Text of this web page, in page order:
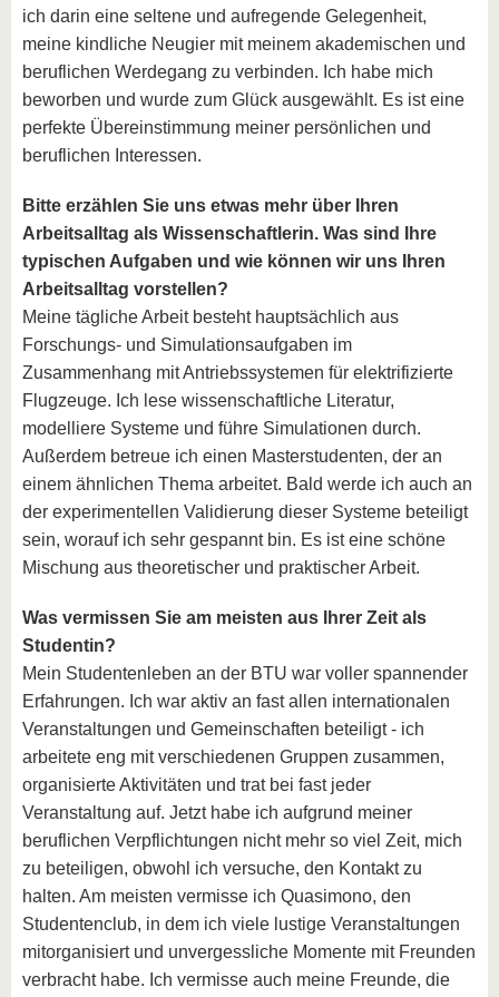
ich darin eine seltene und aufregende Gelegenheit,
meine kindliche Neugier mit meinem akademischen und
beruflichen Werdegang zu verbinden. Ich habe mich
beworben und wurde zum Glück ausgewählt. Es ist eine
perfekte Übereinstimmung meiner persönlichen und
beruflichen Interessen.
Bitte erzählen Sie uns etwas mehr über Ihren
Arbeitsalltag als Wissenschaftlerin. Was sind Ihre
typischen Aufgaben und wie können wir uns Ihren
Arbeitsalltag vorstellen?
Meine tägliche Arbeit besteht hauptsächlich aus
Forschungs- und Simulationsaufgaben im
Zusammenhang mit Antriebssystemen für elektrifizierte
Flugzeuge. Ich lese wissenschaftliche Literatur,
modelliere Systeme und führe Simulationen durch.
Außerdem betreue ich einen Masterstudenten, der an
einem ähnlichen Thema arbeitet. Bald werde ich auch an
der experimentellen Validierung dieser Systeme beteiligt
sein, worauf ich sehr gespannt bin. Es ist eine schöne
Mischung aus theoretischer und praktischer Arbeit.
Was vermissen Sie am meisten aus Ihrer Zeit als
Studentin?
Mein Studentenleben an der BTU war voller spannender
Erfahrungen. Ich war aktiv an fast allen internationalen
Veranstaltungen und Gemeinschaften beteiligt - ich
arbeitete eng mit verschiedenen Gruppen zusammen,
organisierte Aktivitäten und trat bei fast jeder
Veranstaltung auf. Jetzt habe ich aufgrund meiner
beruflichen Verpflichtungen nicht mehr so viel Zeit, mich
zu beteiligen, obwohl ich versuche, den Kontakt zu
halten. Am meisten vermisse ich Quasimono, den
Studentenclub, in dem ich viele lustige Veranstaltungen
mitorganisiert und unvergessliche Momente mit Freunden
verbracht habe. Ich vermisse auch meine Freunde, die